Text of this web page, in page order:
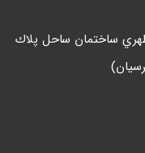
ساختمان ساحل پلاك